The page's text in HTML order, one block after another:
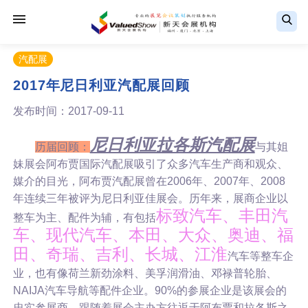
汽配展
2017年尼日利亚汽配展回顾
发布时间：2017-09-11
历届回顾： 尼日利亚拉各斯汽配展与其姐
妹展会阿布贾国际汽配展吸引了众多汽车生产商和观众、
媒介的目光，阿布贾汽配展曾在2006年、2007年、2008
年连续三年被评为尼日利亚佳展会。历年来，展商企业以
整车为主、配件为辅，有包括标致汽车、丰田汽
车、现代汽车、本田、大众、奥迪、福
田、奇瑞、吉利、长城、江淮汽车等整车企
业，也有像荷兰新劲涂料、美孚润滑油、邓禄普轮胎、
NAIJA汽车导航等配件企业。90%的参展企业是该展会的